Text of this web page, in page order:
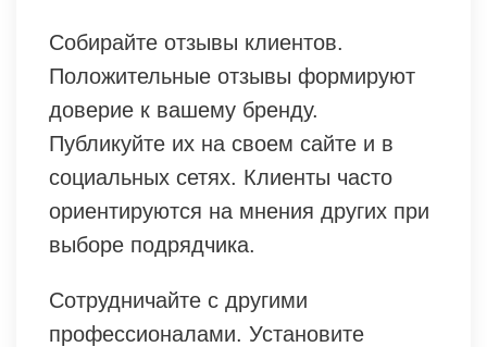
Собирайте отзывы клиентов.
Положительные отзывы формируют
доверие к вашему бренду.
Публикуйте их на своем сайте и в
социальных сетях. Клиенты часто
ориентируются на мнения других при
выборе подрядчика.
Сотрудничайте с другими
профессионалами. Установите